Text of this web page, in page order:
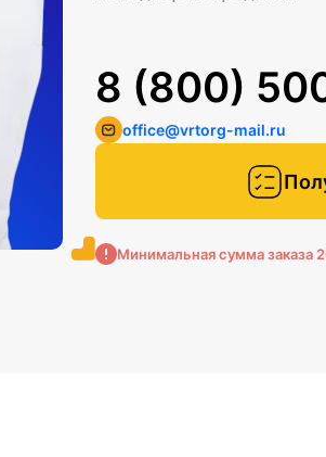
8 (800)
office@vrtorg-mail.ru
Минимальная сумма заказа